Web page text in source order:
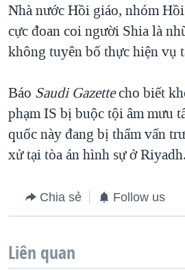
Nhà nước Hồi giáo, nhóm
cực đoan coi người Shia là
không tuyên bố thực hiện vụ
Báo Saudi Gazettecho biết
phạm IS bị buộc tội âm mưu
quốc này đang bị thẩm vấn
xử tại tòa án hình sự ở Riyadh.
Chia sẻ Follow us
Liên quan